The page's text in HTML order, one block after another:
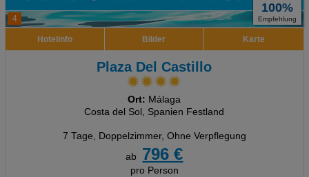
4
100%
Empfehlung
Hotelinfo Bilder Karte
Plaza Del Castillo
Ort: Málaga
Costa del Sol, Spanien Festland
7 Tage, Doppelzimmer, Ohne Verpflegung
ab
796 €
pro Person